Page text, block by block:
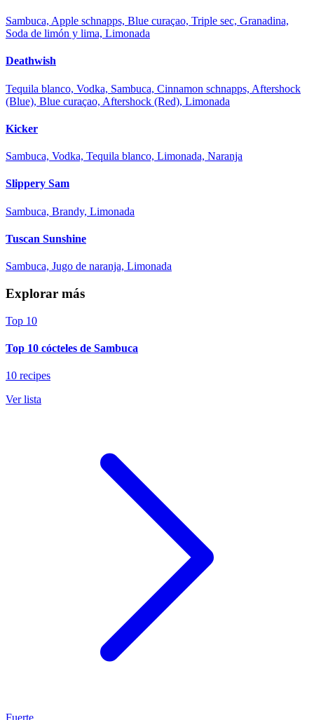
Sambuca, Apple schnapps, Blue curaçao, Triple sec, Granadina,
Soda de limón y lima, Limonada
Deathwish
Tequila blanco, Vodka, Sambuca, Cinnamon schnapps, Aftershock
(Blue), Blue curaçao, Aftershock (Red), Limonada
Kicker
Sambuca, Vodka, Tequila blanco, Limonada, Naranja
Slippery Sam
Sambuca, Brandy, Limonada
Tuscan Sunshine
Sambuca, Jugo de naranja, Limonada
Explorar más
Top 10
Top 10 cócteles de Sambuca
10 recipes
Ver lista